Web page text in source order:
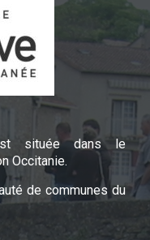
située dans le
Occitanie.
de communes du